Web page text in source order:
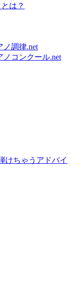
は？
ノ調律.net
コンクール.net
けちゃうアドバイ